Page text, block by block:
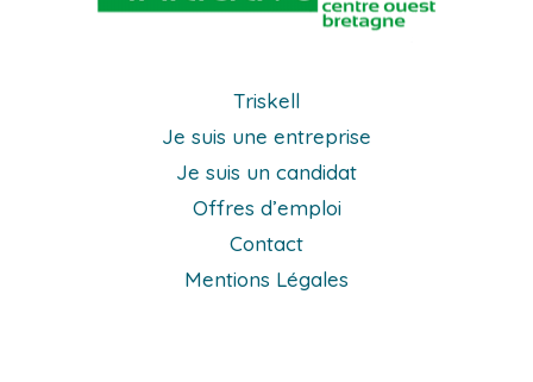
Triskell
Je suis une entreprise
Je suis un candidat
Offres d’emploi
Contact
Mentions Légales